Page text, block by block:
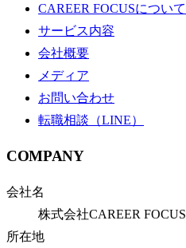
CAREER FOCUSについて
サービス内容
会社概要
メディア
お問い合わせ
転職相談（LINE）
COMPANY
会社名
株式会社CAREER FOCUS
所在地